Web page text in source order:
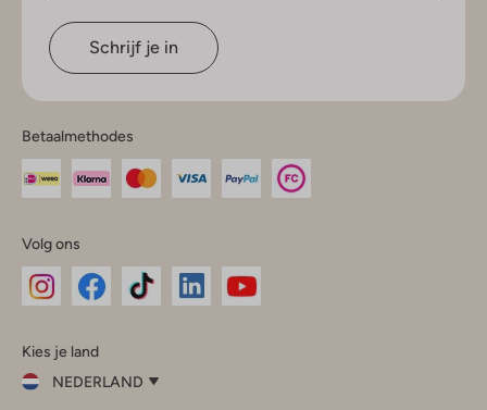
Schrijf je in
Betaalmethodes
Volg ons
InstagramFacebook
Kies je land
NEDERLAND